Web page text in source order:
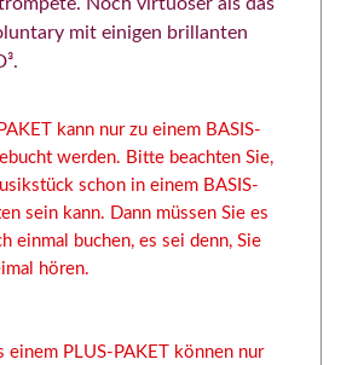
mit einigen brillanten
kann nur zu einem BASIS-
werden. Bitte beachten Sie,
schon in einem BASIS-
sein kann. Dann müssen Sie es
einmal buchen, es sei denn, Sie
hören.
einem PLUS-PAKET können nur